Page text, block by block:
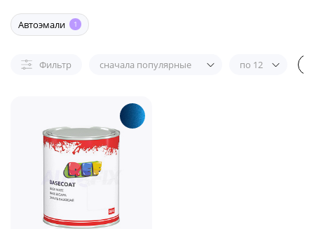
Автоэмали 1
Фильтр сначала популярные по 12